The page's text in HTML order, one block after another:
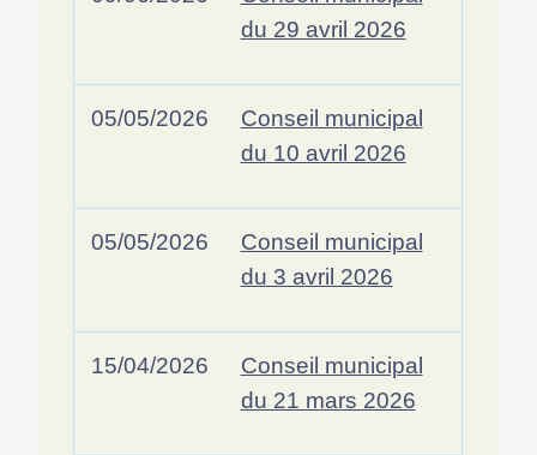
du 29 avril 2026
05/05/2026
Conseil municipal
du 10 avril 2026
05/05/2026
Conseil municipal
du 3 avril 2026
15/04/2026
Conseil municipal
du 21 mars 2026